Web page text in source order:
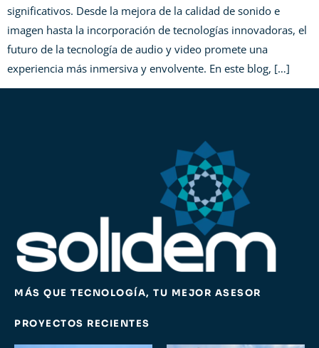
significativos. Desde la mejora de la calidad de sonido e
imagen hasta la incorporación de tecnologías innovadoras, el
futuro de la tecnología de audio y video promete una
experiencia más inmersiva y envolvente. En este blog, […]
MÁS QUE TECNOLOGÍA, TU MEJOR ASESOR
PROYECTOS RECIENTES